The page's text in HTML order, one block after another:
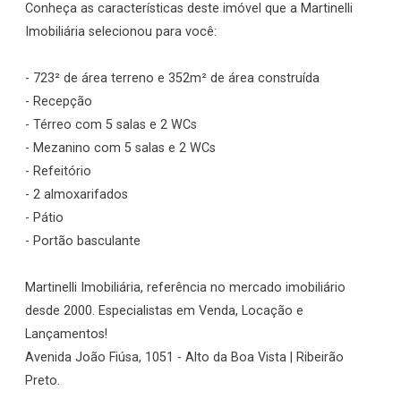
Conheça as características deste imóvel que a Martinelli
Imobiliária selecionou para você:
- 723² de área terreno e 352m² de área construída
- Recepção
- Térreo com 5 salas e 2 WCs
- Mezanino com 5 salas e 2 WCs
- Refeitório
- 2 almoxarifados
- Pátio
- Portão basculante
Martinelli Imobiliária, referência no mercado imobiliário
desde 2000. Especialistas em Venda, Locação e
Lançamentos!
Avenida João Fiúsa, 1051 - Alto da Boa Vista | Ribeirão
Preto.